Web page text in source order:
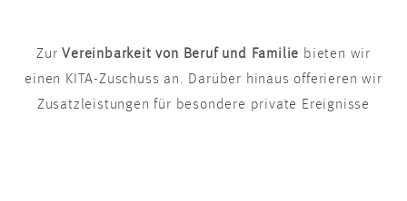
ZurVereinbarkeit von Beruf und Familie bieten wir
einen KITA-Zuschuss an. Darüber hinaus offerieren wir
Zusatzleistungen für besondere private Ereignisse